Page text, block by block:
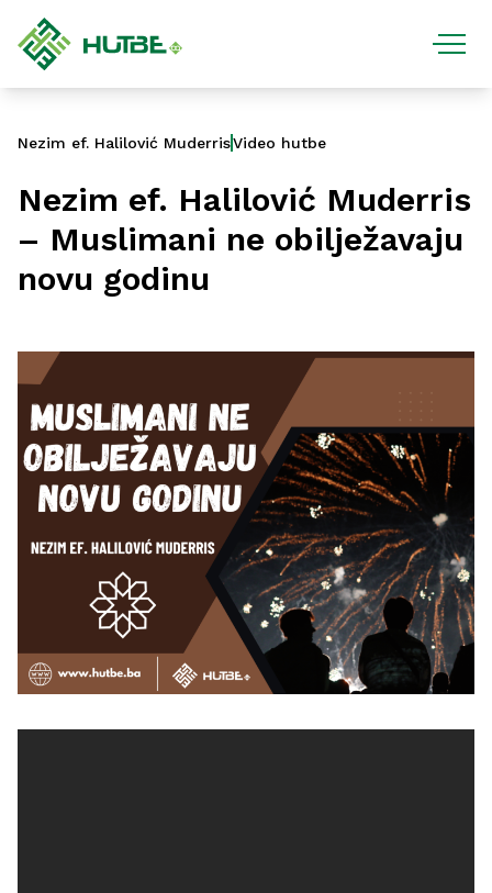
Nezim ef. Halilović MuderrisVideo hutbe
Nezim ef. Halilović Muderris
– Muslimani ne obilježavaju
novu godinu